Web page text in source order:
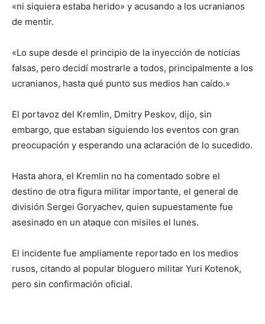
«ni siquiera estaba herido» y acusando a los ucranianos
de mentir.
«Lo supe desde el principio de la inyección de noticias
falsas, pero decidí mostrarle a todos, principalmente a los
ucranianos, hasta qué punto sus medios han caído.»
El portavoz del Kremlin, Dmitry Peskov, dijo, sin
embargo, que estaban siguiendo los eventos con gran
preocupación y esperando una aclaración de lo sucedido.
Hasta ahora, el Kremlin no ha comentado sobre el
destino de otra figura militar importante, el general de
división Sergei Goryachev, quien supuestamente fue
asesinado en un ataque con misiles el lunes.
El incidente fue ampliamente reportado en los medios
rusos, citando al popular bloguero militar Yuri Kotenok,
pero sin confirmación oficial.